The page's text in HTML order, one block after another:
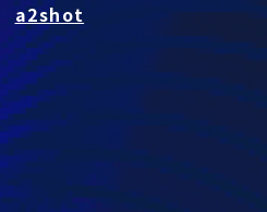
a2shot